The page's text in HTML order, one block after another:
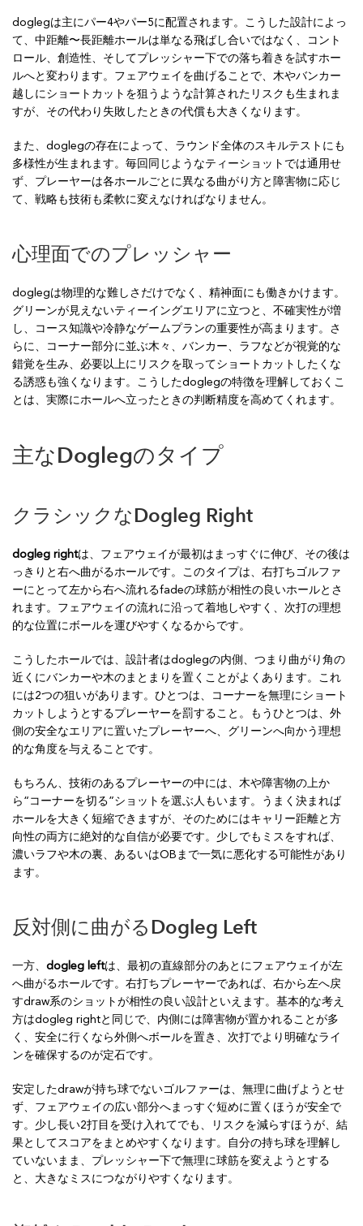
doglegは主にパー4やパー5に配置されます。こうした設計によっ
て、中距離〜長距離ホールは単なる飛ばし合いではなく、コント
ロール、創造性、そしてプレッシャー下での落ち着きを試すホー
ルへと変わります。フェアウェイを曲げることで、木やバンカー
越しにショートカットを狙うような計算されたリスクも生まれま
すが、その代わり失敗したときの代償も大きくなります。
また、doglegの存在によって、ラウンド全体のスキルテストにも
多様性が生まれます。毎回同じようなティーショットでは通用せ
ず、プレーヤーは各ホールごとに異なる曲がり方と障害物に応じ
て、戦略も技術も柔軟に変えなければなりません。
心理面でのプレッシャー
doglegは物理的な難しさだけでなく、精神面にも働きかけます。
グリーンが見えないティーイングエリアに立つと、不確実性が増
し、コース知識や冷静なゲームプランの重要性が高まります。さ
らに、コーナー部分に並ぶ木々、バンカー、ラフなどが視覚的な
錯覚を生み、必要以上にリスクを取ってショートカットしたくな
る誘惑も強くなります。こうしたdoglegの特徴を理解しておくこ
とは、実際にホールへ立ったときの判断精度を高めてくれます。
主なDoglegのタイプ
クラシックなDogleg Right
dogleg rightは、フェアウェイが最初はまっすぐに伸び、その後は
っきりと右へ曲がるホールです。このタイプは、右打ちゴルファ
ーにとって左から右へ流れるfadeの球筋が相性の良いホールとさ
れます。フェアウェイの流れに沿って着地しやすく、次打の理想
的な位置にボールを運びやすくなるからです。
こうしたホールでは、設計者はdoglegの内側、つまり曲がり角の
近くにバンカーや木のまとまりを置くことがよくあります。これ
には2つの狙いがあります。ひとつは、コーナーを無理にショート
カットしようとするプレーヤーを罰すること。もうひとつは、外
側の安全なエリアに置いたプレーヤーへ、グリーンへ向かう理想
的な角度を与えることです。
もちろん、技術のあるプレーヤーの中には、木や障害物の上か
ら“コーナーを切る”ショットを選ぶ人もいます。うまく決まれば
ホールを大きく短縮できますが、そのためにはキャリー距離と方
向性の両方に絶対的な自信が必要です。少しでもミスをすれば、
濃いラフや木の裏、あるいはOBまで一気に悪化する可能性があり
ます。
反対側に曲がるDogleg Left
一方、 dogleg leftは、最初の直線部分のあとにフェアウェイが左
へ曲がるホールです。右打ちプレーヤーであれば、右から左へ戻
すdraw系のショットが相性の良い設計といえます。基本的な考え
方はdogleg rightと同じで、内側には障害物が置かれることが多
く、安全に行くなら外側へボールを置き、次打でより明確なライ
ンを確保するのが定石です。
安定したdrawが持ち球でないゴルファーは、無理に曲げようとせ
ず、フェアウェイの広い部分へまっすぐ短めに置くほうが安全で
す。少し長い2打目を受け入れてでも、リスクを減らすほうが、結
果としてスコアをまとめやすくなります。自分の持ち球を理解し
ていないまま、プレッシャー下で無理に球筋を変えようとする
と、大きなミスにつながりやすくなります。